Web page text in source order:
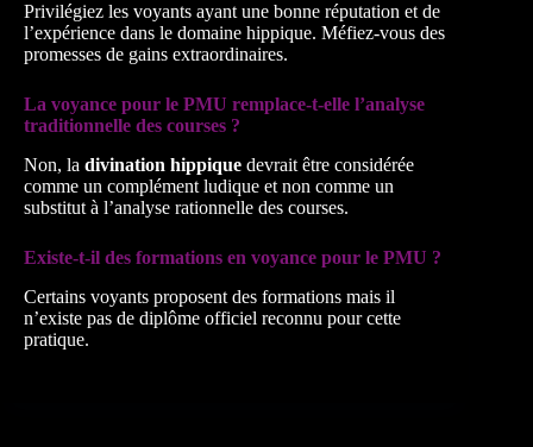
Privilégiez les voyants ayant une bonne réputation et de
l’expérience dans le domaine hippique. Méfiez-vous des
promesses de gains extraordinaires.
La voyance pour le PMU remplace-t-elle l’analyse
traditionnelle des courses ?
Non, la divination hippique devrait être considérée
comme un complément ludique et non comme un
substitut à l’analyse rationnelle des courses.
Existe-t-il des formations en voyance pour le PMU ?
Certains voyants proposent des formations mais il
n’existe pas de diplôme officiel reconnu pour cette
pratique.